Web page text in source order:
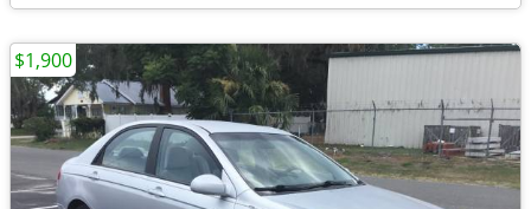
$1,900